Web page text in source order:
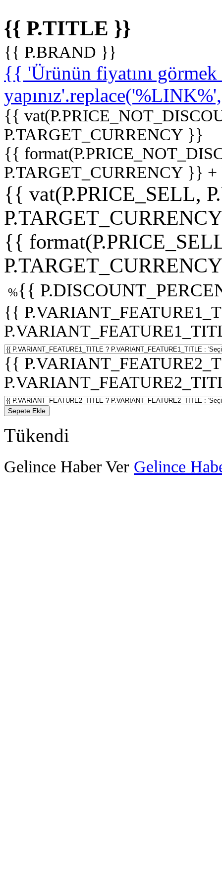
{{ P.TITLE }}
{{ P.BRAND }}
{{ 'Ürünün fiyatını
{{
P.TARGET_CURRENCY }}
{{
P.TARGET_CURRENCY }}
{{ vat(P.PRICE_SELL,
{{
%{{
{{
{{
Sepete Ekle
Tükendi
Gelince Haber Ver Gelince